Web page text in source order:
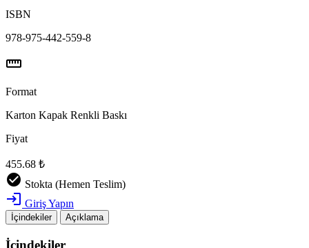
ISBN
978-975-442-559-8
straighten
Format
Karton Kapak Renkli Baskı
Fiyat
455.68 ₺
check_circle Stokta (Hemen Teslim)
login Giriş Yapın
İçindekiler Açıklama
İçindekiler